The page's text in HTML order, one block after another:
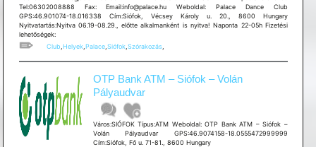
Tel:06302008888 Fax: Email:info@palace.hu Weboldal: Palace Dance Club
GPS:46.901074-18.016338 Cím:Siófok, Vécsey Károly u. 20., 8600 Hungary
Nyitvatartás:Nyitva 06.19-08.29., előtte alkalmanként is nyitva! Naponta 22-05h Fizetési
lehetőségek:
Club Helyek, Palace, Siófok, Szórakozás,
OTP Bank ATM – Siófok – Volán
Pályaudvar
Város:SIÓFOK Típus:ATM Weboldal: OTP Bank ATM – Siófok –
Volán Pályaudvar GPS:46.9074158-18.0555472999999
Cím:Siófok, Fő u. 71-81., 8600 Hungary